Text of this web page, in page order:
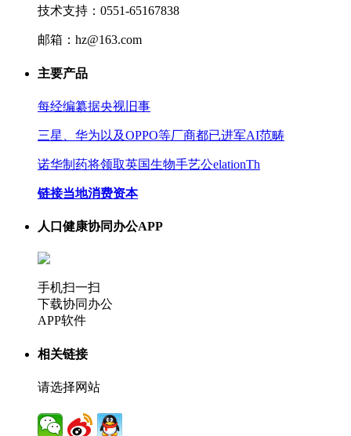
技术支持：0551-65167838
邮箱：hz@163.com
主要产品
每经编纂据央视旧事
三星、华为以及OPPO等厂商都已进军AI范畴
诺华制药将领取英国生物手艺公elationTh
链接当地消费资本
人口健康协同办公APP
手机扫一扫
下载协同办公
APP软件
相关链接
请选择网站